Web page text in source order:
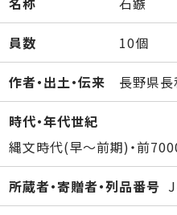
員数 10個
作者・出土・伝来 長野県
時代・年代世紀
縄文時代(早～前期)・前
所蔵者・寄贈者・列品番号